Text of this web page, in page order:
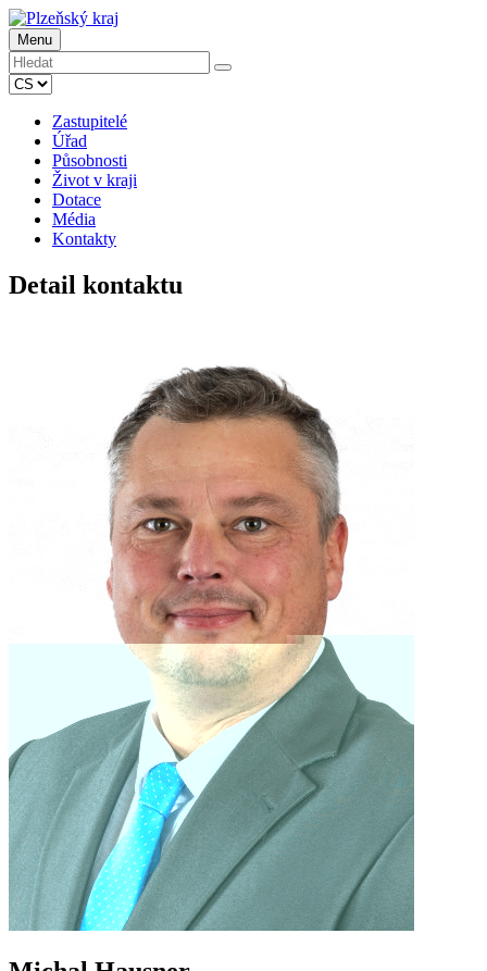
Menu
Zastupitelé
Úřad
Působnosti
Život v kraji
Dotace
Média
Kontakty
Detail kontaktu